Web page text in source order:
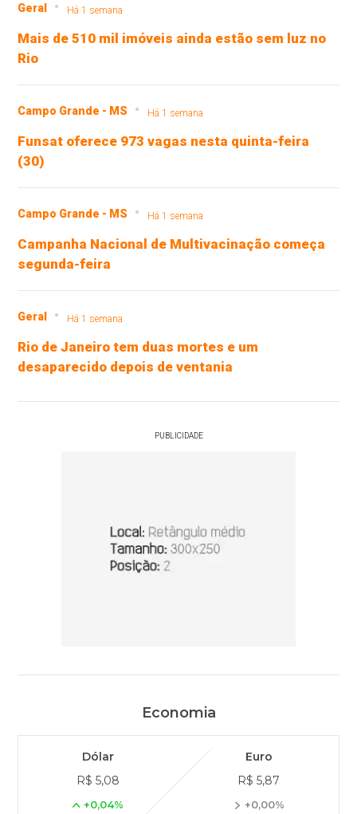
Geral Há 1 semana
Mais de 510 mil imóveis ainda estão sem luz no
Rio
Campo Grande - MS Há 1 semana
Funsat oferece 973 vagas nesta quinta-feira
(30)
Campo Grande - MS Há 1 semana
Campanha Nacional de Multivacinação começa
segunda-feira
Geral Há 1 semana
Rio de Janeiro tem duas mortes e um
desaparecido depois de ventania
PUBLICIDADE
Economia
Dólar
R$ 5,08
+0,04%
Euro
R$ 5,87
+0,00%